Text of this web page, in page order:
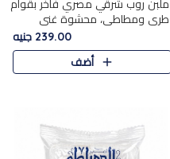
ملبن روب شرقي مصري فاخر بقوام
طري ومطاطي، محشوة غني
بسخاء بقطع عين الجمل واللوز
الفاخر التي تضيف قرمشة مميزة
ومرضية ونكهة ناتي غنية في كل
239.00 جنيه
أضف